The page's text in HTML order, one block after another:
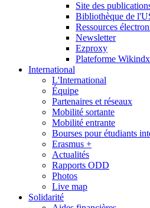
Site des
Bibliothèque de
Ressources
Newsletter
Ezproxy
Plateforme Wikindx
International
L'International
Équipe
Partenaires et réseaux
Mobilité sortante
Mobilité entrante
Bourses pour étudiants
Erasmus +
Actualités
Rapports ODD
Photos
Live map
Solidarité